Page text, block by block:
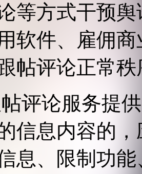
等方式干预
软件、雇佣
帖评论正常
评论服务提
信息内容的
息、限制功